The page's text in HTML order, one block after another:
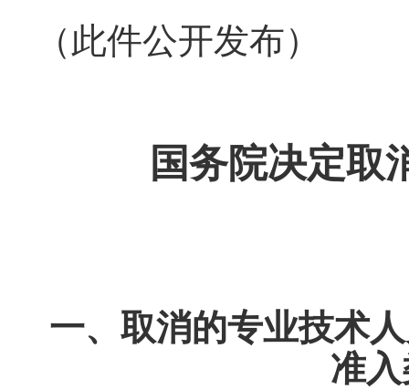
（此件公开发布）
国务院决定取
一、取消的专业技术
准